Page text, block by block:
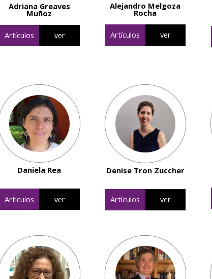
Adriana Greaves
Muñoz
Artículos ver
Alejandro Melgoza
Rocha
Artículos ver
Daniela Rea
Artículos ver
Denise Tron Zuccher
Artículos ver